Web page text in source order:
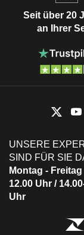
Seit über 20
an Ihrer
UNSERE
SIND FÜR SIE
Montag - Freitag
12.00 Uhr /
Uhr